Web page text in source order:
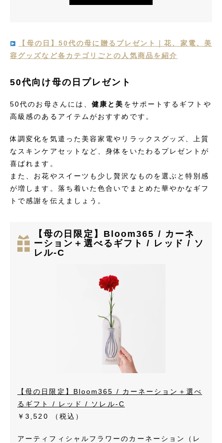
【母の日】50代の母に贈るプレゼント｜花、家電、美
容グッズなど各カテゴリごとの人気商品を紹介
50代向け母の日プレゼント
50代のお母さんには、健康と美 をサポートするギフトや
高級感のあるアイテムがおすすめです。
体調変化を気遣った美容家電やリラックスグッズ、上質
なスキンケアセットなど、身体をいたわるプレゼントが
喜ばれます。
また、お花やスイーツも少し贅沢なものを選ぶと特別感
が増します。落ち着いた色合いでまとめた華やかなギフ
トで感謝を伝えましょう。
【母の日限定】Bloom365 / カーネ
ーション＋選べるギフト / レッド / ソ
レル-C
【母の日限定】Bloom365 / カーネーション＋選べ
るギフト / レッド / ソレル-C
￥3,520
（税込）
アーティフィシャルフラワーのカーネーション（レ